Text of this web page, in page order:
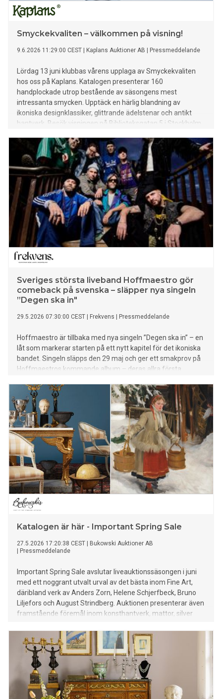
Smyckekvaliten – välkommen på visning!
9.6.2026 11:29:00 CEST Kaplans Auktioner AB Pressmeddelande
Lördag 13 juni klubbas vårens upplaga av Smyckekvaliten
hos oss på Kaplans. Katalogen presenterar 160
handplockade utrop bestående av säsongens mest
intressanta smycken. Upptäck en härlig blandning av
ikoniska designklassiker, glittrande ädelstenar och antikt
hantverk. Besök visningen på Biblioteksgatan 5 i Stockholm
finns våra experter på plats för att svara på alla dina frågor.
Tisdag 9 juni kl 10-18 Onsdag 10 juni kl 10-18 Torsdag 11 juni
kl 10-18 Fredag 12 juni kl 10-18 Lördag 13 juni kl 11-13
Auktionen startar lördag 13 juni kl 13. Varmt välkommen! Se
auktion
Sveriges största liveband Hoffmaestro gör
comeback på svenska – släpper nya singeln
”Degen ska in"
29.5.2026 07:30:00 CEST Frekvens Pressmeddelande
Hoffmaestro är tillbaka med nya singeln ”Degen ska in” – en
låt som markerar starten på ett nytt kapitel för det ikoniska
bandet. Singeln släpps den 29 maj och ger ett smakprov på
Hoffmaestros kommande album – deras allra första
Katalogen är här - Important Spring Sale
27.5.2026 17:20:38 CEST
Bukowski Auktioner AB
Pressmeddelande
Important Spring Sale avslutar liveauktionssäsongen i juni
med ett noggrant utvalt urval av det bästa inom Fine Art,
däribland verk av Anders Zorn, Helene Schjerfbeck, Bruno
Liljefors och August Strindberg. Auktionen presenterar även
framstående föremål inom konsthantverk, mattor, silver